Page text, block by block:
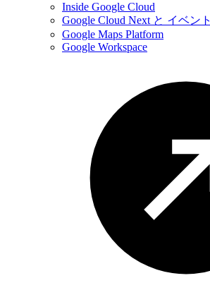
Inside Google Cloud
Google Cloud Next と イベント
Google Maps Platform
Google Workspace